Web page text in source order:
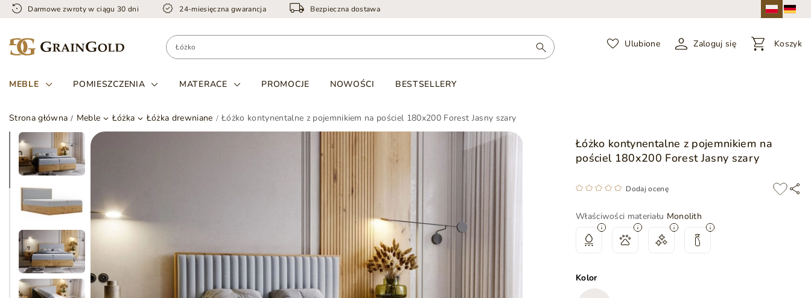
Darmowe zwroty w ciągu 30 dni 24-miesięczna gwarancja Bezpieczna dostawa
Ulubione Zaloguj się Koszyk
MEBLE POMIESZCZENIA MATERACE PROMOCJE NOWOŚCI BESTSELLERY
Strona główna Meble Łóżka Łóżka drewniane Łóżko kontynentalne z pojemnikiem na pościel 180x200 Forest Jasny szary
Łóżko kontynentalne z pojemnikiem na
pościel 180x200 Forest Jasny szary
Dodaj ocenę
Właściwości materiału Monolith
Kolor